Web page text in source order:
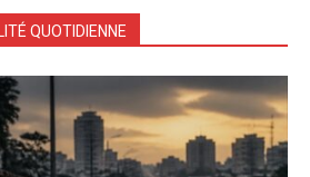
QUOTIDIENNE